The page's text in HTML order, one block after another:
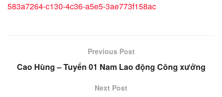
583a7264-c130-4c36-a5e5-3ae773f158ac
Previous Post
Cao Hùng – Tuyển 01 Nam Lao động Công xưởng
Next Post